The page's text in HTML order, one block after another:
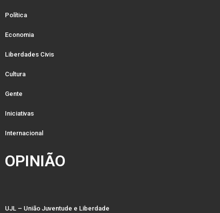
Política
Economia
Liberdades Civis
Cultura
Gente
Iniciativas
Internacional
OPINIÃO
UJL – União Juventude e Liberdade